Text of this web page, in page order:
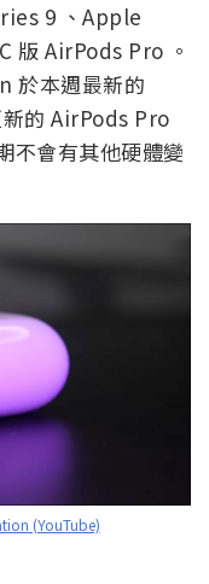
9 、Apple
版 AirPods Pro 。
於本週最新的
的 AirPods Pro
不會有其他硬體變
(YouTube)